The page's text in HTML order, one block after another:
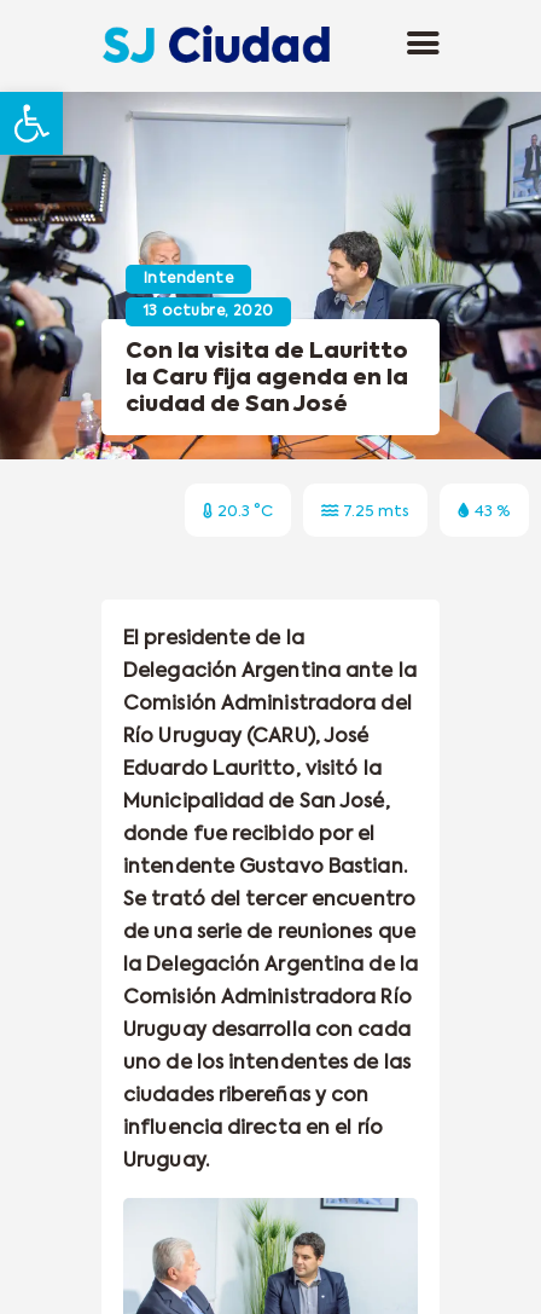
Abrir barra de herramientas
Intendente
13 octubre, 2020
Con la visita de Lauritto
la Caru fija agenda en la
ciudad de San José
20.3 °C 7.25 mts 43 %
El presidente de la
Delegación Argentina ante la
Comisión Administradora del
Río Uruguay (CARU), José
Eduardo Lauritto, visitó la
Municipalidad de San José,
donde fue recibido por el
intendente Gustavo Bastian.
Se trató del tercer encuentro
de una serie de reuniones que
la Delegación Argentina de la
Comisión Administradora Río
Uruguay desarrolla con cada
uno de los intendentes de las
ciudades ribereñas y con
influencia directa en el río
Uruguay.